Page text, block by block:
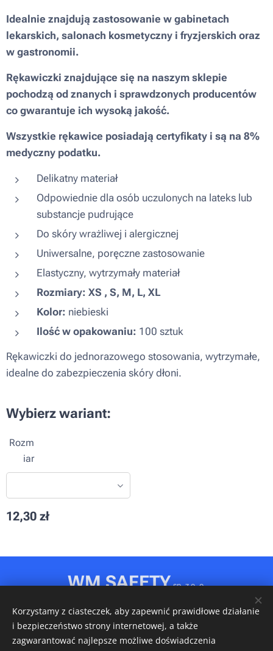
Idealnie znajdują zastosowanie w gabinetach
lekarskich, salonach kosmetyczny i fryzjerskich oraz
w gastronomii.
Rękawiczki znajdujące się na naszym sklepie
pochodzą od znanych i sprawdzonych producentów
co gwarantuje ich wysoką jakość.
Wszystkie rękawice posiadają certyfikaty i są na 8%
medyczny podatku.
Delikatny materiał
Odpowiednie dla osób uczulonych na lateks lub
substancje pudrujące
Do skóry wrażliwej i alergicznej
Uniwersalne, poręczne zastosowanie
Elastyczny, wytrzymały materiał
Rozmiary: XS , S, M, L, XL
Kolor: niebieski
Ilość w opakowaniu: 100 sztuk
Rękawiczki do jednorazowego stosowania, wytrzymałe,
idealne do zabezpieczenia skóry dłoni.
Wybierz wariant:
Rozm
iar
12,30 zł
WM SAFETY sp. z o. o.
NIP: 6472611346 • REGON: 540606150 • KRS: 0001148349
Ciasteczka
Korzystamy z ciasteczek, aby zapewnić prawidłowe działanie
i bezpieczeństwo strony internetowej, a także
zagwarantować najlepsze możliwe doświadczenia